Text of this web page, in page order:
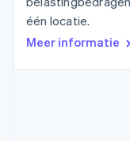
Oprichting van
Climate
één locatie.
Meer informatie